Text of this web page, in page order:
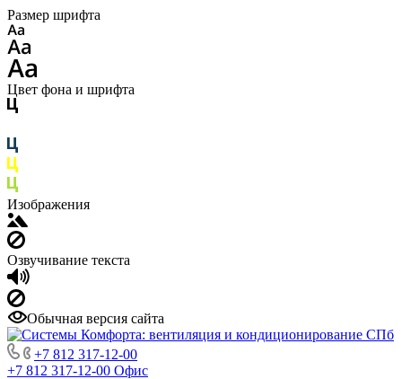
Размер шрифта
Цвет фона и шрифта
Изображения
Озвучивание текста
Обычная версия сайта
+7 812 317-12-00
+7 812 317-12-00 Офис